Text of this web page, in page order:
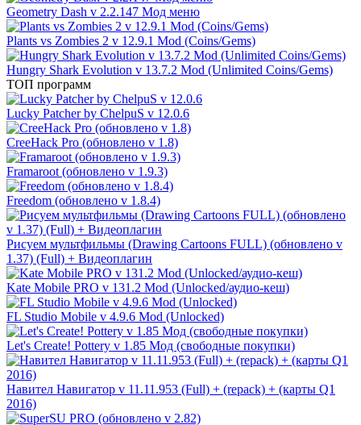
Geometry Dash v 2.2.147 Мод меню
Plants vs Zombies 2 v 12.9.1 Mod (Coins/Gems)
Hungry Shark Evolution v 13.7.2 Mod (Unlimited Coins/Gems)
ТОП программ
Lucky Patcher by ChelpuS v 12.0.6
CreeHack Pro (обновлено v 1.8)
Framaroot (обновлено v 1.9.3)
Freedom (обновлено v 1.8.4)
Рисуем мультфильмы (Drawing Cartoons FULL) (обновлено v
1.37) (Full) + Видеоплагин
Kate Mobile PRO v 131.2 Mod (Unlocked/аудио-кеш)
FL Studio Mobile v 4.9.6 Mod (Unlocked)
Let's Create! Pottery v 1.85 Мод (свободные покупки)
Навител Навигатор v 11.11.953 (Full) + (repack) + (карты Q1
2016)